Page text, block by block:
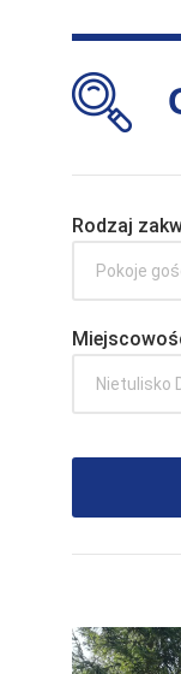
Rodzaj
Pokoje